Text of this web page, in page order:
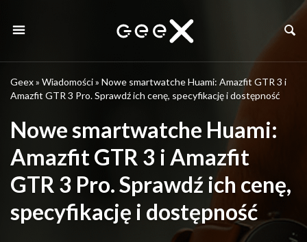
Geex» Wiadomości» Nowe smartwatche Huami: Amazfit GTR 3 i
Amazfit GTR 3 Pro. Sprawdź ich cenę, specyfikację i dostępność
Nowe smartwatche Huami:
Amazfit GTR 3 i Amazfit
GTR 3 Pro. Sprawdź ich cenę,
specyfikację i dostępność